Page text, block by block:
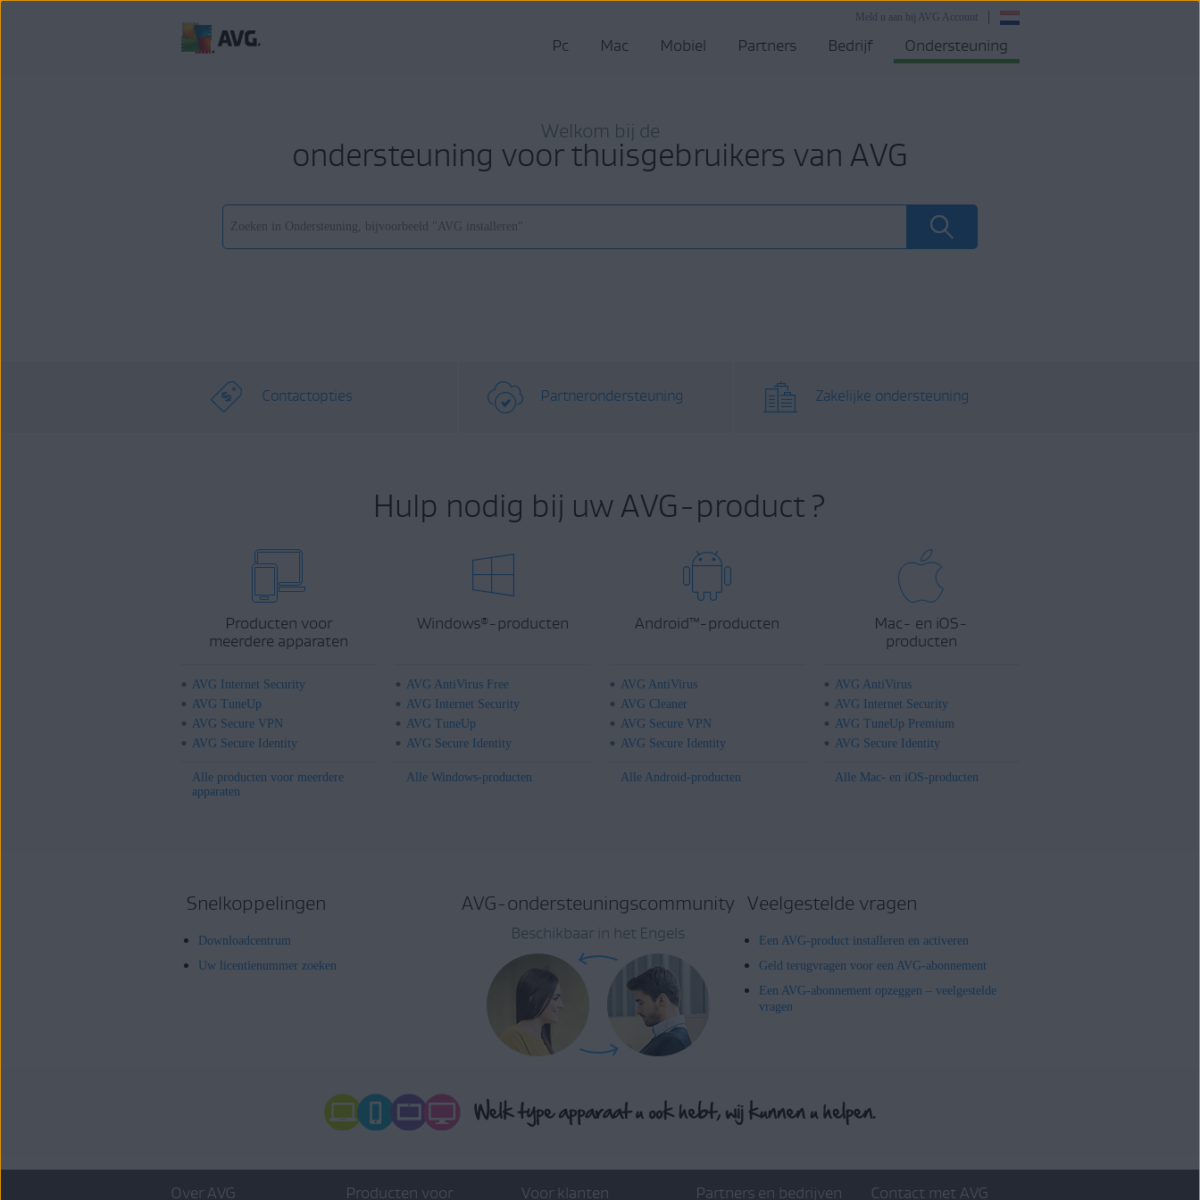
Meld u aan bij AVG Account
Pc Mac Mobiel Partners Bedrijf Ondersteuning
Welkom bij de
ondersteuning voor thuisgebruikers van AVG
Contactopties Partnerondersteuning Zakelijke ondersteuning
Hulp nodig bij uw AVG-product ?
Producten voor
meerdere apparaten
AVG Internet Security
AVG TuneUp
AVG Secure VPN
AVG Secure Identity
Alle producten voor meerdere
apparaten
Windows® -producten
AVG AntiVirus Free
AVG Internet Security
AVG TuneUp
AVG Secure Identity
Alle Windows-producten
Android™-producten
AVG AntiVirus
AVG Cleaner
AVG Secure VPN
AVG Secure Identity
Alle Android-producten
Mac- en iOS-
producten
AVG AntiVirus
AVG Internet Security
AVG TuneUp Premium
AVG Secure Identity
Alle Mac- en iOS-producten
Snelkoppelingen
Downloadcentrum
Uw licentienummer zoeken
AVG-ondersteuningscommunity
Beschikbaar in het Engels
Veelgestelde vragen
Een AVG-product installeren en activeren
Geld terugvragen voor een AVG-abonnement
Een AVG-abonnement opzeggen – veelgestelde
vragen
Over AVG Producten voor Voor klanten Partners en bedrijven Contact met AVG